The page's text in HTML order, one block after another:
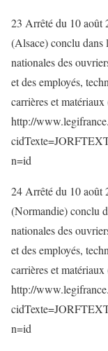
23 Arrêté du 10 août
(Alsace) conclu dans
nationales des
et des employés,
carrières et
http://
n=id
24 Arrêté du 10 août
(Normandie) conclu
nationales des
et des employés,
carrières et
http://
n=id